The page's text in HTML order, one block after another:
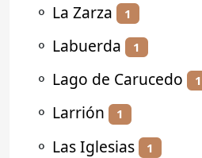
⚬ La Zarza 1
⚬ Labuerda 1
⚬ Lago de Carucedo 1
⚬ Larrión 1
⚬ Las Iglesias 1